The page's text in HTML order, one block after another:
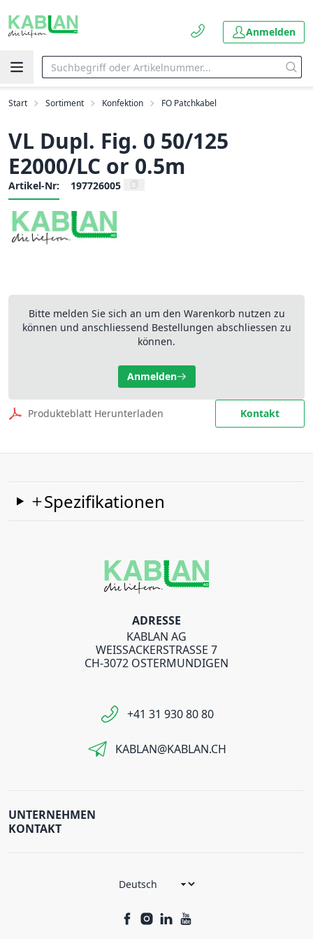
Anmelden
Start Sortiment Konfektion FO Patchkabel
VL Dupl. Fig. 0 50/125
E2000/LC or 0.5m
Artikel-Nr: 197726005
Bitte melden Sie sich an um den Warenkorb nutzen zu
können und anschliessend Bestellungen abschliessen zu
können.
Anmelden
Produkteblatt Herunterladen Kontakt
Spezifikationen
ADRESSE
KABLAN AG
WEISSACKERSTRASSE 7
CH-3072 OSTERMUNDIGEN
+41 31 930 80 80
KABLAN@KABLAN.CH
UNTERNEHMEN
KONTAKT